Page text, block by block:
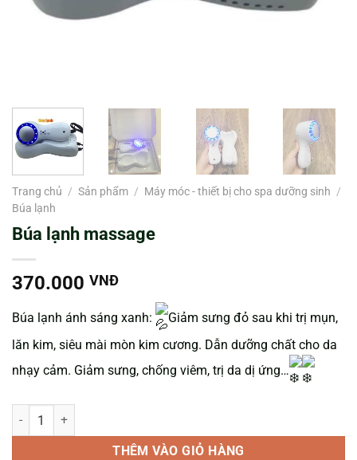
Trang chủ / Sản phẩm / Máy móc - thiết bị cho spa dưỡng sinh /
Búa lạnh
Búa lạnh massage
370.000 VNĐ
Búa lạnh ánh sáng xanh:
Giảm sưng đỏ sau khi trị mụn,
lăn kim, siêu mài mòn kim cương. Dẫn dưỡng chất cho da
nhạy cảm. Giảm sưng, chống viêm, trị da dị ứng…
Búa lạnh massage số lượng
THÊM VÀO GIỎ HÀNG